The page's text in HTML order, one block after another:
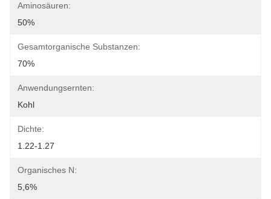
Aminosäuren:
50%
Gesamtorganische Substanzen:
70%
Anwendungsernten:
Kohl
Dichte:
1.22-1.27
Organisches N:
5,6%